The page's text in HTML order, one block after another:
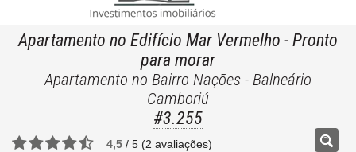
Apartamento no Edifício Mar Vermelho - Pronto
para morar
Apartamento no Bairro Nações - Balneário
Camboriú
#3.255
4,5 / 5 (2 avaliações)